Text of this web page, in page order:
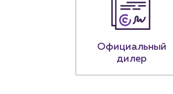
Официальный
дилер